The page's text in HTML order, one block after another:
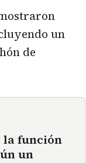
un
de
la función
un